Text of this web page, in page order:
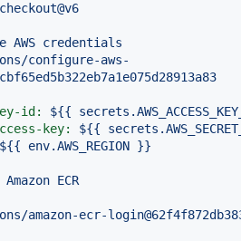
AWS credentials
configure-aws-
id:
${{
key:
${{
${{ env.AWS_REGION }}
Amazon ECR
amazon-ecr-